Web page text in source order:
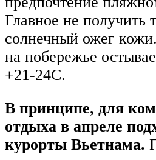
Главное не получить
солнечный ожег
на побережье
+21-24С.
В принципе, для
отдыха в апреле
курорты Вьетнама.